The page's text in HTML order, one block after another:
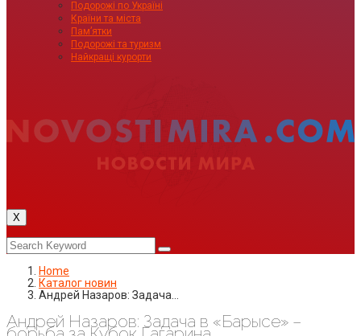
Подорожі по Україні
Країни та міста
Пам’ятки
Подорожі та туризм
Найкращі курорти
X
Home
Каталог новин
Андрей Назаров: Задача…
Андрей Назаров: Задача в «Барысе» –